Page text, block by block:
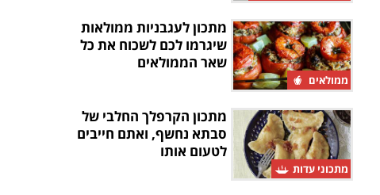
ממולאים
מתכון לעגבניות ממולאות
שיגרמו לכם לשכוח את כל
שאר הממולאים
מתכוני עדות
מתכון הקרפלך החלבי של
סבתא נחשף, ואתם חייבים
לטעום אותו